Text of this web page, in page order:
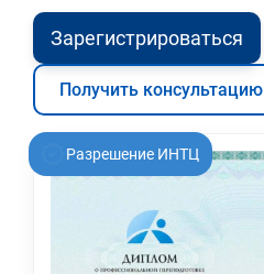
Зарегистрироваться
Получить консультацию
Разрешение ИНТЦ